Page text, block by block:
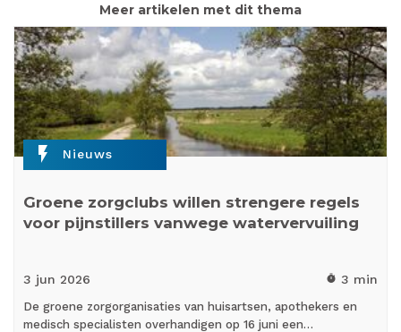
Meer artikelen met dit thema
flash_on Nieuws
Groene zorgclubs willen strengere regels
voor pijnstillers vanwege watervervuiling
3 jun 2026 timer 3 min
De groene zorgorganisaties van huisartsen, apothekers en
medisch specialisten overhandigen op 16 juni een…